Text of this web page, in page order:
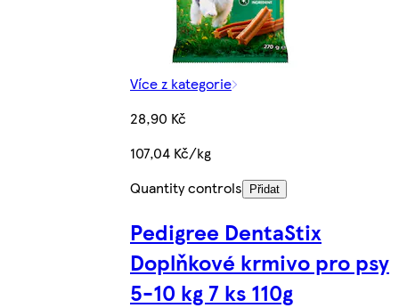
Více z kategorie
28,90 Kč
107,04 Kč/kg
Quantity controls
Přidat
Pedigree DentaStix
Doplňkové krmivo pro psy
5-10 kg 7 ks 110g